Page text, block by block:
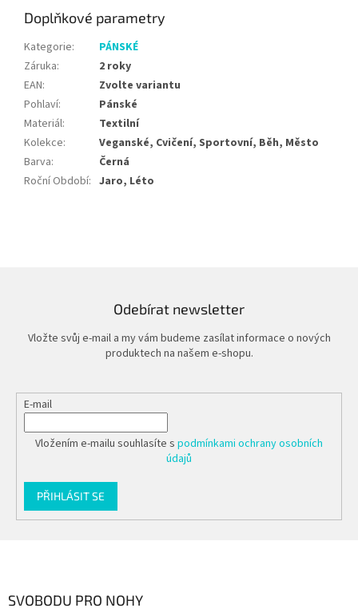
Doplňkové parametry
Kategorie:
PÁNSKÉ
Záruka:
2 roky
EAN:
Zvolte variantu
Pohlaví:
Pánské
Materiál:
Textilní
Kolekce:
Veganské, Cvičení, Sportovní, Běh, Město
Barva:
Černá
Roční Období: Jaro, Léto
Odebírat newsletter
Vložte svůj e-mail a my vám budeme zasílat informace o nových
produktech na našem e-shopu.
E-mail
Vložením e-mailu souhlasíte s podmínkami ochrany osobních
údajů
PŘIHLÁSIT SE
SVOBODU PRO NOHY